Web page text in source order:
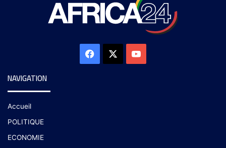
NAVIGATION
Accueil
POLITIQUE
ECONOMIE